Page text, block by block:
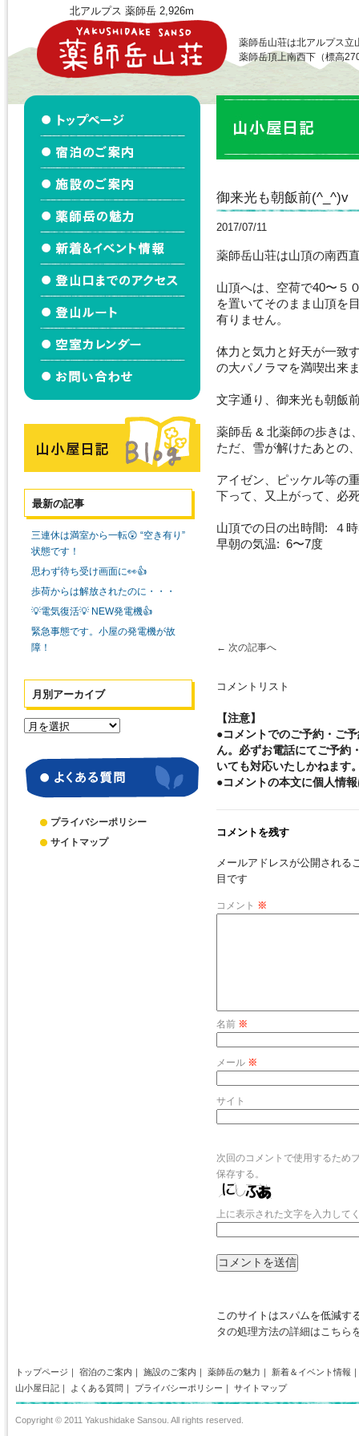
北アルプス 薬師岳 2,926m
薬師岳山荘は北アルプス立
薬師岳頂上南西下（標高
御来光も朝飯前(^_^)v
2017/07/11
薬師岳山荘は山頂の南西
山頂へは、空荷で40〜５
を置いてそのまま山頂を
有りません。
体力と気力と好天が一致
の大パノラマを満喫出来
文字通り、御来光も朝飯
薬師岳 & 北薬師の歩きは
ただ、雪が解けたあとの
アイゼン、ピッケル等の
下って、又上がって、必
山頂での日の出時間: ４
早朝の気温: 6〜7度
← 次の記事へ
コメントリスト
【注意】
●コメントでのご予約・ご
ん。必ずお電話にてご予約
いても対応いたしかねます
●コメントの本文に個人情
コメントを残す
メールアドレスが公開される
目です
コメント ※
名前 ※
メール ※
サイト
次回のコメントで使用するため
保存する。
上に表示された文字を入力して
このサイトはスパムを低減す
タの処理方法の詳細はこちら
最新の記事
三連休は満室から一転😲 “空き有り”
状態です！
思わず待ち受け画面に👀👍
歩荷からは解放されたのに・・・
💡電気復活💡 NEW発電機👍
緊急事態です。小屋の発電機が故
障！
月別アーカイブ
月
ー
カ
プライバシーポリシー
サイトマップ
トップページ ｜ 宿泊のご案内 ｜ 施設のご案内 ｜ 薬師岳の魅力 ｜ 新着＆イベント情報 ｜
山小屋日記 ｜ よくある質問 ｜ プライバシーポリシー ｜ サイトマップ
Copyright © 2011 Yakushidake Sansou. All rights reserved.